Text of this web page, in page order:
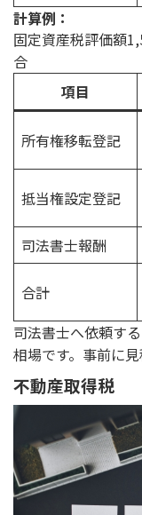
計算例：
固定資産税評価額
合
項目
所有権移転登記
抵当権設定登記
司法書士報酬
合計
司法書士へ依頼す
相場です。事前に
不動産取得税